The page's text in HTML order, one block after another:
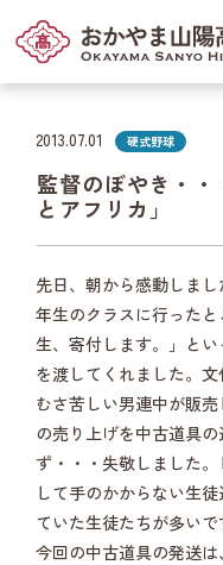
2013.07.01 硬式野球
監督のぼやき・
とアフリカ」
先日、朝から感動しま
年生のクラスに行った
生、寄付します。」と
を渡してくれました。文
むさ苦しい男連中が販
の売り上げを中古道具
ず・・・失敬しました
して手のかからない生
ていた生徒たちが多いで
今回の中古道具の発送